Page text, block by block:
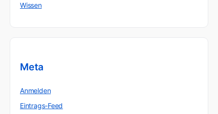
Wissen
Meta
Anmelden
Eintrags-Feed